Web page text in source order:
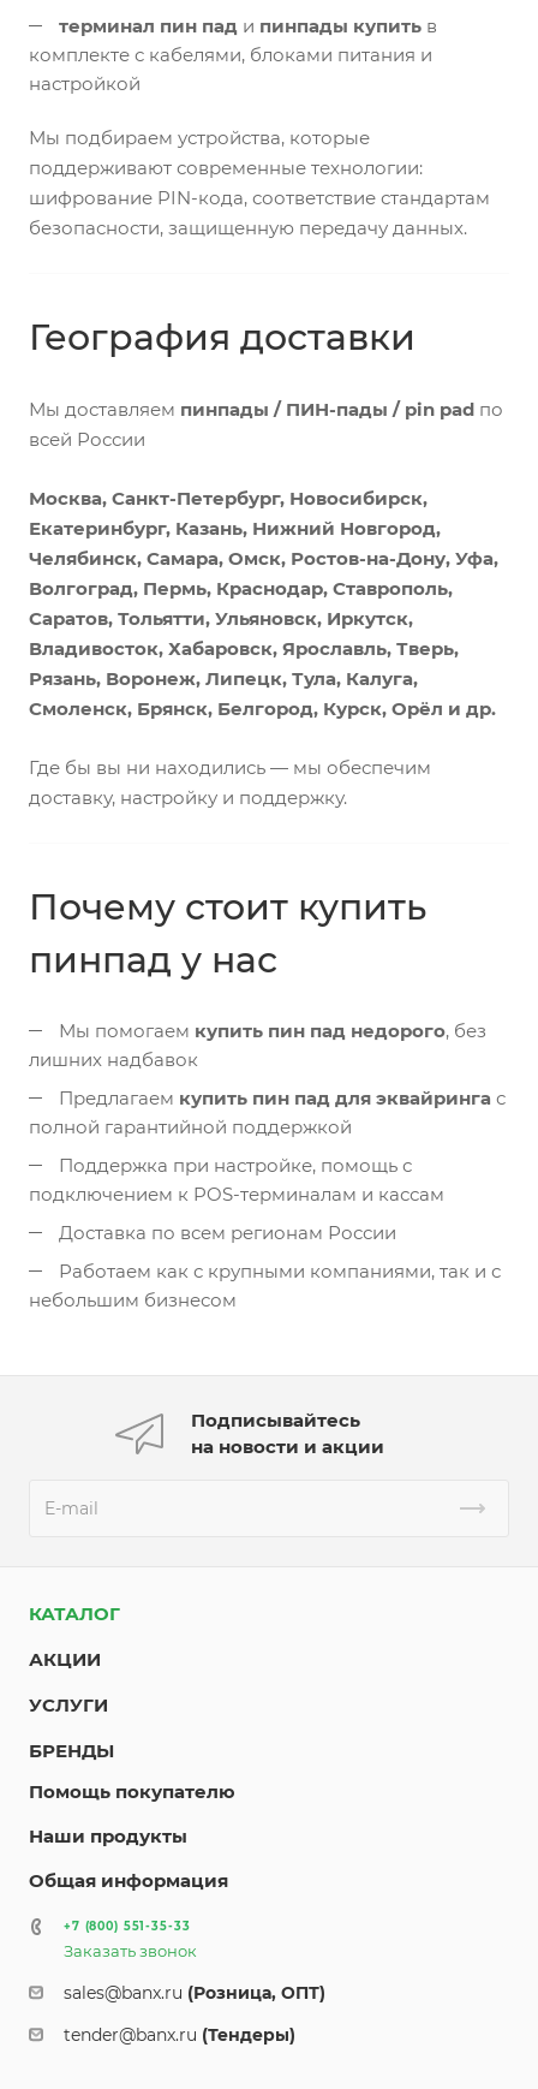
терминал пин пад и пинпады купить в
комплекте с кабелями, блоками питания и
настройкой
Мы подбираем устройства, которые
поддерживают современные технологии:
шифрование PIN-кода, соответствие стандартам
безопасности, защищенную передачу данных.
География доставки
Мы доставляем пинпады / ПИН-пады / pin pad по
всей России
Москва, Санкт-Петербург, Новосибирск,
Екатеринбург, Казань, Нижний Новгород,
Челябинск, Самара, Омск, Ростов-на-Дону, Уфа,
Волгоград, Пермь, Краснодар, Ставрополь,
Саратов, Тольятти, Ульяновск, Иркутск,
Владивосток, Хабаровск, Ярославль, Тверь,
Рязань, Воронеж, Липецк, Тула, Калуга,
Смоленск, Брянск, Белгород, Курск, Орёл и др.
Где бы вы ни находились — мы обеспечим
доставку, настройку и поддержку.
Почему стоит купить
пинпад у нас
Мы помогаем купить пин пад недорого, без
лишних надбавок
Предлагаем купить пин пад для эквайринга с
полной гарантийной поддержкой
Поддержка при настройке, помощь с
подключением к POS-терминалам и кассам
Доставка по всем регионам России
Работаем как с крупными компаниями, так и с
небольшим бизнесом
Подписывайтесь
на новости и акции
КАТАЛОГ
АКЦИИ
УСЛУГИ
БРЕНДЫ
Помощь покупателю
Наши продукты
Общая информация
+7 (800) 551-35-33
Заказать звонок
sales@banx.ru (Розница, ОПТ)
tender@banx.ru (Тендеры)